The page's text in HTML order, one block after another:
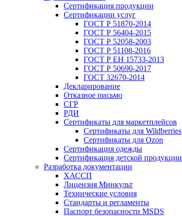
Сертификация продукции
Сертификации услуг
ГОСТ Р 51870-2014
ГОСТ Р 56404-2015
ГОСТ Р 52058-2003
ГОСТ Р 51108-2016
ГОСТ Р ЕН 15733-2013
ГОСТ Р 50690-2017
ГОСТ 32670-2014
Декларирование
Отказное письмо
СГР
РДИ
Сертификаты для маркетплейсов
Сертификаты для Wildberries
Сертификаты для Ozon
Сертификация одежды
Сертификация детской продукции
Разработка документации
ХАССП
Лицензия Минкульт
Технические условия
Стандарты и регламенты
Паспорт безопасности MSDS